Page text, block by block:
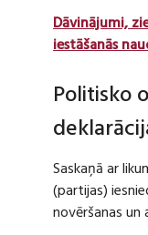
Dāvinājumi,
iestāšanās
Politisko
Saskaņā ar
(partijas)
novēršanas